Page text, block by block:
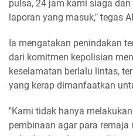
pulsa, 24 jam kami siaga
laporan yang masuk," tegas
Ia mengatakan penindakan
dari komitmen kepolisian
keselamatan berlalu lintas,
yang kerap dimanfaatkan
"Kami tidak hanya
pembinaan agar para